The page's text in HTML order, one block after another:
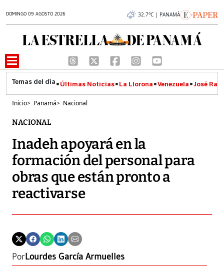
DOMINGO 09 AGOSTO 2026 32.7°C | PANAMÁ
Últimas Noticias La Llorona Venezuela José
Inicio> Panamá> Nacional
NACIONAL
Inadeh apoyará en la
formación del personal para
obras que están pronto a
reactivarse
PorLourdes García Armuelles